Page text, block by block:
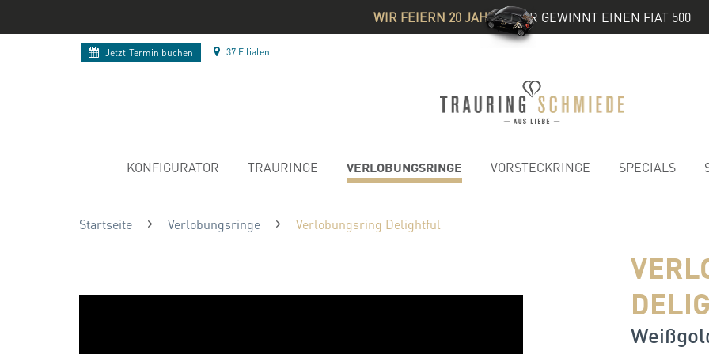
WIR FEIERN 20 JAHRE& IHR GEWINNT EINEN FIAT 500
Jetzt Termin buchen 37 Filialen
KONFIGURATOR TRAURINGE VERLOBUNGSRINGE VORSTECKRINGE SPECIALS
Startseite Verlobungsringe Verlobungsring Delightful